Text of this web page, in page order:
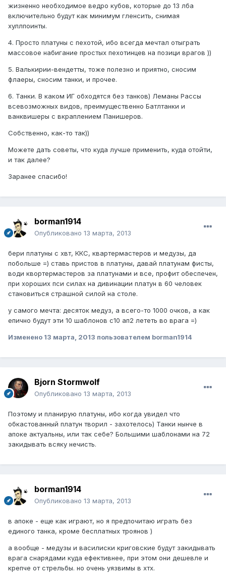
жизненно необходимое ведро кубов, которые до 13 лба
включительно будут как минимум гленсить, снимая
хуллпоинты.
4. Просто платуны с пехотой, ибо всегда мечтал отыграть
массовое набигание простых пехотинцев на позици врагов ))
5. Валькирии-вендетты, тоже полезно и приятно, сносим
флаеры, сносим танки, и прочее.
6. Танки. В каком ИГ обходятся без танков) Леманы Рассы
всевозможных видов, преимущественно Батлтанки и
ванквишеры с вкраплением Панишеров.
Собственно, как-то так))
Можете дать советы, что куда лучше применить, куда отойти,
и так далее?
Заранее спасибо!
borman1914
Опубликовано 13 марта, 2013
бери платуны с хвт, ККС, квартермастеров и медузы, да
побольше =) ставь пристов в платуны, давай платунам фисты,
води квортермастеров за платунами и все, профит обеспечен,
при хороших пси силах на дивинации платун в 60 человек
становиться страшной силой на столе.
у самого мечта: десяток медуз, а всего-то 1000 очков, а как
епично будут эти 10 шаблонов с10 ап2 лететь во врага =)
Изменено 13 марта, 2013 пользователем borman1914
Bjorn Stormwolf
Опубликовано 13 марта, 2013
Поэтому и планирую платуны, ибо когда увидел что
обкастованный платун творил - захотелось) Танки нынче в
апоке актуальны, или так себе? Большими шаблонами на 72
закидывать всяку нечисть.
borman1914
Опубликовано 13 марта, 2013
в апоке - еще как играют, но я предпочитаю играть без
единого танка, кроме бесплатных троянов )
а вообще - медузы и василиски криговские будут закидывать
врага снарядами куда ефективнее, при этом они дешевле и
крепче от стрельбы. но очень уязвимы в хтх.